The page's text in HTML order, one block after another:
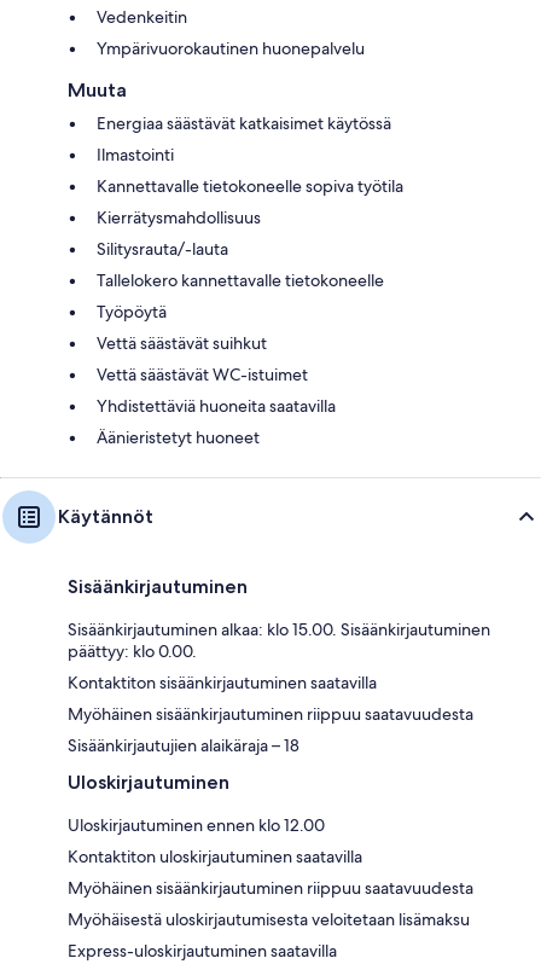
Vedenkeitin
Ympärivuorokautinen huonepalvelu
Muuta
Energiaa säästävät katkaisimet käytössä
Ilmastointi
Kannettavalle tietokoneelle sopiva työtila
Kierrätysmahdollisuus
Silitysrauta/-lauta
Tallelokero kannettavalle tietokoneelle
Työpöytä
Vettä säästävät suihkut
Vettä säästävät WC-istuimet
Yhdistettäviä huoneita saatavilla
Äänieristetyt huoneet
Käytännöt
Sisäänkirjautuminen
Sisäänkirjautuminen alkaa: klo 15.00. Sisäänkirjautuminen
päättyy: klo 0.00.
Kontaktiton sisäänkirjautuminen saatavilla
Myöhäinen sisäänkirjautuminen riippuu saatavuudesta
Sisäänkirjautujien alaikäraja – 18
Uloskirjautuminen
Uloskirjautuminen ennen klo 12.00
Kontaktiton uloskirjautuminen saatavilla
Myöhäinen sisäänkirjautuminen riippuu saatavuudesta
Myöhäisestä uloskirjautumisesta veloitetaan lisämaksu
Express-uloskirjautuminen saatavilla